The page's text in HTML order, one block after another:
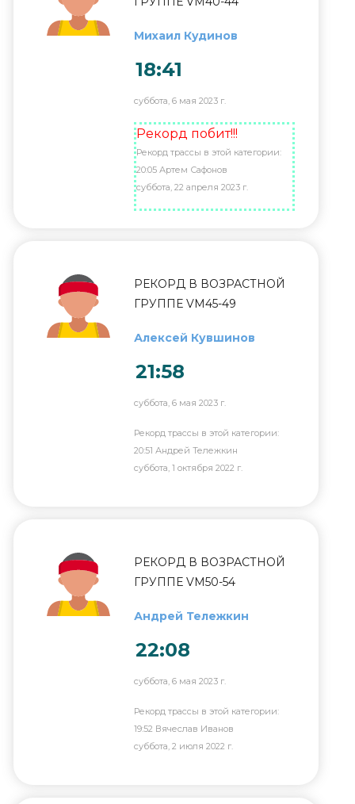
Михаил Кудинов
18:41
суббота, 6 мая 2023 г.
Рекорд побит!!!
Рекорд трассы в этой категории:
20:05 Артем Сафонов
суббота, 22 апреля 2023 г.
РЕКОРД В ВОЗРАСТНОЙ
ГРУППЕ VM45-49
Алексей Кувшинов
21:58
суббота, 6 мая 2023 г.
Рекорд трассы в этой категории:
20:51 Андрей Тележкин
суббота, 1 октября 2022 г.
РЕКОРД В ВОЗРАСТНОЙ
ГРУППЕ VM50-54
Андрей Тележкин
22:08
суббота, 6 мая 2023 г.
Рекорд трассы в этой категории:
19:52 Вячеслав Иванов
суббота, 2 июля 2022 г.